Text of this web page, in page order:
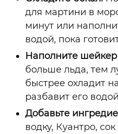
для мартини в
минут или
водой, пока
Наполните
больше льда, тем
быстрее охладит
разбавит его
Добавьте
водку, Куантро,